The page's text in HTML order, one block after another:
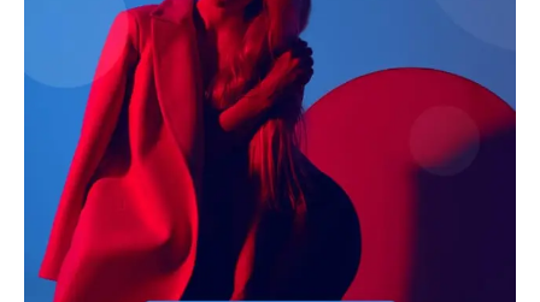
Privacy Policy
Terms of Use Agreement
Facebook
X WhatsApp
Share